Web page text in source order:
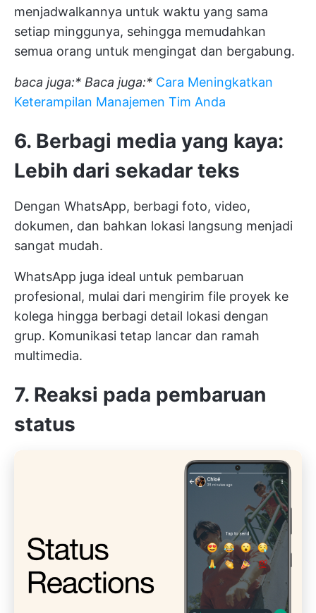
menjadwalkannya untuk waktu yang sama
setiap minggunya, sehingga memudahkan
semua orang untuk mengingat dan bergabung.
baca juga:* Baca juga:* Cara Meningkatkan
Keterampilan Manajemen Tim Anda
6. Berbagi media yang kaya:
Lebih dari sekadar teks
Dengan WhatsApp, berbagi foto, video,
dokumen, dan bahkan lokasi langsung menjadi
sangat mudah.
WhatsApp juga ideal untuk pembaruan
profesional, mulai dari mengirim file proyek ke
kolega hingga berbagi detail lokasi dengan
grup. Komunikasi tetap lancar dan ramah
multimedia.
7. Reaksi pada pembaruan
status